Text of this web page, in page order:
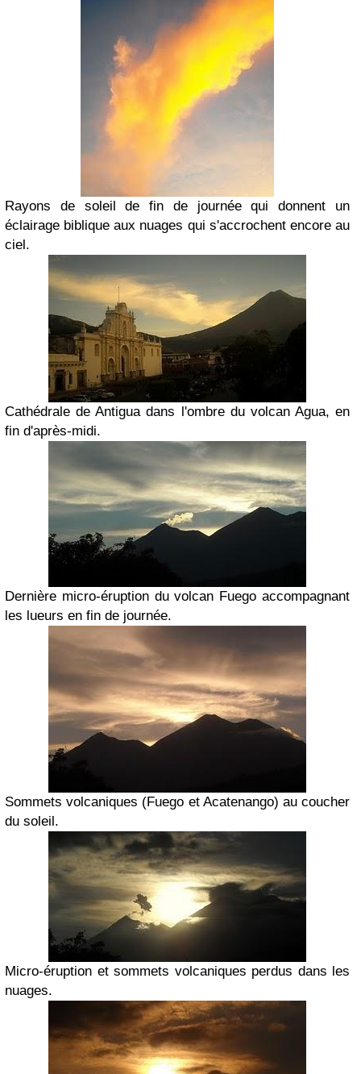
Rayons de soleil de fin de journée qui donnent un
éclairage biblique aux nuages qui s'accrochent encore au
ciel.
Cathédrale de Antigua dans l'ombre du volcan Agua, en
fin d'après-midi.
Dernière micro-éruption du volcan Fuego accompagnant
les lueurs en fin de journée.
Sommets volcaniques (Fuego et Acatenango) au coucher
du soleil.
Micro-éruption et sommets volcaniques perdus dans les
nuages.